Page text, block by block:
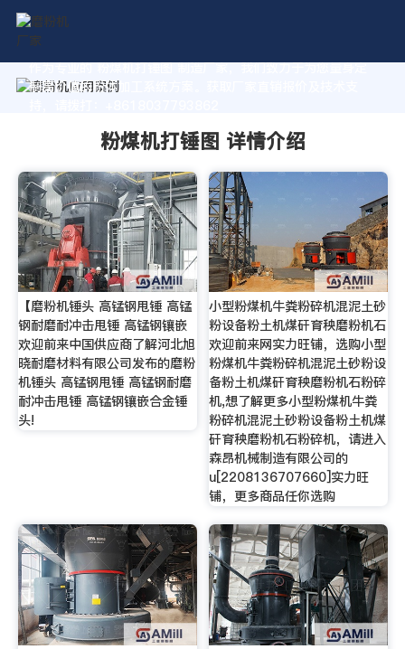
作为专业的 粉煤机打锤图 制造厂家，我们致力于为您量身定
制高价值的粉体加工系统方案。获取厂家直销报价及技术支
粉煤机打锤图 详情介绍
【磨粉机锤头 高锰钢甩锤 高锰
钢耐磨耐冲击甩锤 高锰钢镶嵌
欢迎前来中国供应商了解河北旭
晓耐磨材料有限公司发布的磨粉
机锤头 高锰钢甩锤 高锰钢耐磨
耐冲击甩锤 高锰钢镶嵌合金锤
头!
小型粉煤机牛粪粉碎机混泥土砂
粉设备粉土机煤矸育秧磨粉机石
欢迎前来网实力旺铺，选购小型
粉煤机牛粪粉碎机混泥土砂粉设
备粉土机煤矸育秧磨粉机石粉碎
机,想了解更多小型粉煤机牛粪
粉碎机混泥土砂粉设备粉土机煤
矸育秧磨粉机石粉碎机，请进入
森昂机械制造有限公司的
u[2208136707660]实力旺
铺，更多商品任你选购